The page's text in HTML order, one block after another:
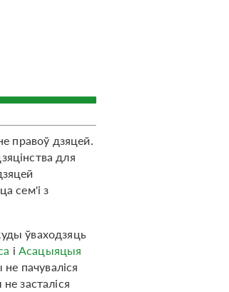
правоў дзяцей.
для
сем'і з
ўваходзяць
i Асацыяцыя
пачуваліся
засталіся